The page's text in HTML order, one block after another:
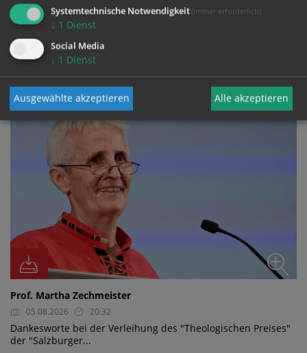
FOTO
Prof. Martha Zechmeister
05.08.2026 20:32
Dankesworte bei der Verleihung des "Theologischen Preises"
der "Salzburger...
Systemtechnische Notwendigkeit (immer erforderlich)
↓ 1 Dienst
Social Media
↓ 1 Dienst
Ausgewählte akzeptieren Alle akzeptieren